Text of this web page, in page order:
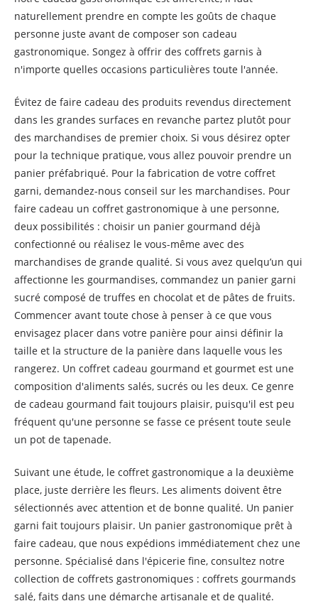
naturellement prendre en compte les goûts de chaque
personne juste avant de composer son cadeau
gastronomique. Songez à offrir des coffrets garnis à
n'importe quelles occasions particulières toute l'année.
Évitez de faire cadeau des produits revendus directement
dans les grandes surfaces en revanche partez plutôt pour
des marchandises de premier choix. Si vous désirez opter
pour la technique pratique, vous allez pouvoir prendre un
panier préfabriqué. Pour la fabrication de votre coffret
garni, demandez-nous conseil sur les marchandises. Pour
faire cadeau un coffret gastronomique à une personne,
deux possibilités : choisir un panier gourmand déjà
confectionné ou réalisez le vous-même avec des
marchandises de grande qualité. Si vous avez quelqu’un qui
affectionne les gourmandises, commandez un panier garni
sucré composé de truffes en chocolat et de pâtes de fruits.
Commencer avant toute chose à penser à ce que vous
envisagez placer dans votre panière pour ainsi définir la
taille et la structure de la panière dans laquelle vous les
rangerez. Un coffret cadeau gourmand et gourmet est une
composition d'aliments salés, sucrés ou les deux. Ce genre
de cadeau gourmand fait toujours plaisir, puisqu'il est peu
fréquent qu'une personne se fasse ce présent toute seule
un pot de tapenade.
Suivant une étude, le coffret gastronomique a la deuxième
place, juste derrière les fleurs. Les aliments doivent être
sélectionnés avec attention et de bonne qualité. Un panier
garni fait toujours plaisir. Un panier gastronomique prêt à
faire cadeau, que nous expédions immédiatement chez une
personne. Spécialisé dans l'épicerie fine, consultez notre
collection de coffrets gastronomiques : coffrets gourmands
salé, faits dans une démarche artisanale et de qualité.